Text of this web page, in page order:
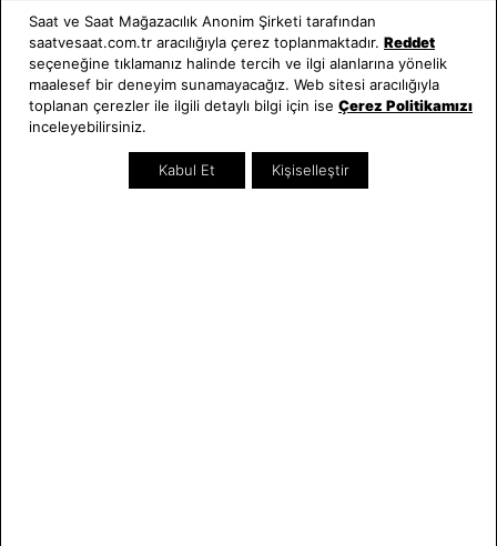
Saat ve Saat
Hakkımızda
Neden Saat ve Saat
Mağazalar
Mağazada Teknik Servis
Kategoriler
Erkek Saat
Kadın Saat
Takı & Aksesuar
Kampanyalar
Saat ve Saat Mağazacılık Anonim Şirketi tarafından
saatvesaat.com.tr aracılığıyla çerez toplanmaktadır. Reddet
seçeneğine tıklamanız halinde tercih ve ilgi alanlarına yönelik
maalesef bir deneyim sunamayacağız. Web sitesi aracılığıyla
toplanan çerezler ile ilgili detaylı bilgi için ise Çerez Politikamızı
inceleyebilirsiniz.
Kabul Et Kişiselleştir